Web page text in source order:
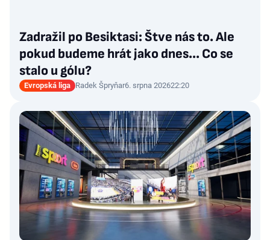
Zadražil po Besiktasi: Štve nás to. Ale
pokud budeme hrát jako dnes... Co se
stalo u gólu?
Evropská liga Radek Špryňar6. srpna 202622:20